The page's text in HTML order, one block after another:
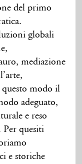
del primo
globali
mediazione
modo il
adeguato,
e reso
Per quesiti
e storiche